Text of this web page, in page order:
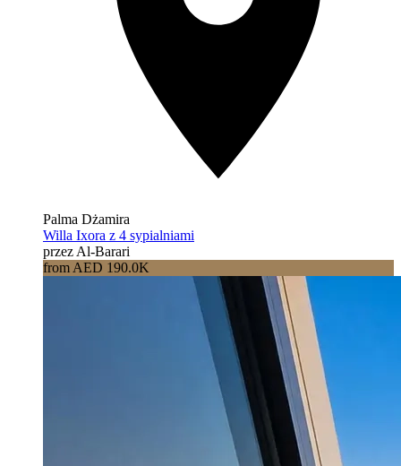
Palma Dżamira
Willa Ixora z 4 sypialniami
przez Al-Barari
from AED 190.0K